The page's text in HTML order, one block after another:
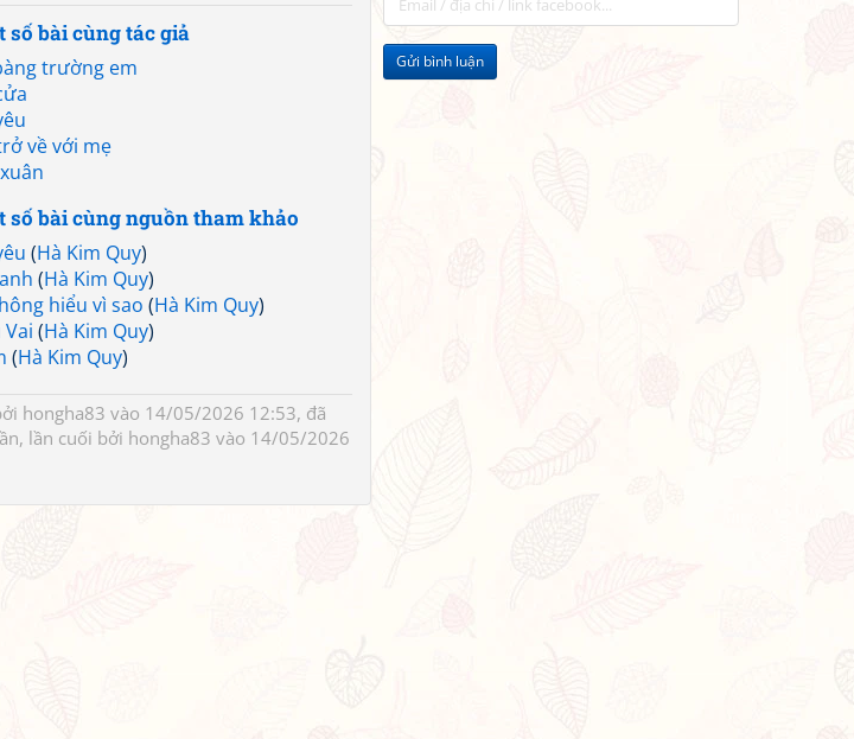
Gửi bình luận
số bài cùng tác giả
trường em
về với mẹ
số bài cùng nguồn tham khảo
(Hà Kim Quy)
(Hà Kim Quy)
hiểu vì sao (Hà Kim Quy)
Vai (Hà Kim Quy)
(Hà Kim Quy)
hongha83 vào 14/05/2026 12:53, đã
lần cuối bởi hongha83 vào 14/05/2026